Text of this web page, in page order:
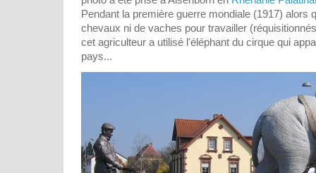
Pendant la première guerre mondiale (1917) alors
chevaux ni de vaches pour travailler
cet agriculteur a utilisé l'éléphant du cirque qui
pays...